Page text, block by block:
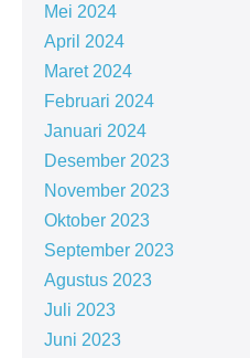
Mei 2024
April 2024
Maret 2024
Februari 2024
Januari 2024
Desember 2023
November 2023
Oktober 2023
September 2023
Agustus 2023
Juli 2023
Juni 2023